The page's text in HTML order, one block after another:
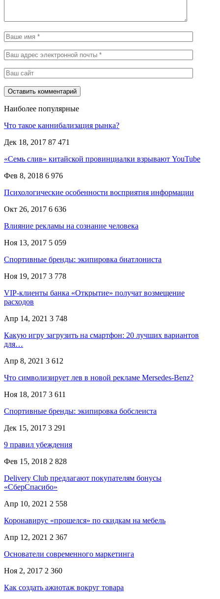
Наиболее популярные
Что такое каннибализация рынка?
Дек 18, 2017 87 471
«Семь слив» китайской провинциалки взрывают YouTube
Фев 8, 2018 6 976
Психологические особенности восприятия информации
Окт 26, 2017 6 636
Влияние рекламы на сознание человека
Ноя 13, 2017 5 059
Спортивные бренды: экипировка биатлониста
Ноя 19, 2017 3 778
VIP-клиенты банка «Открытие» получат возмещение
расходов
Апр 14, 2021 3 748
Какую игру загрузить на смартфон: 20 лучших вариантов
для…
Апр 8, 2021 3 612
Что символизирует лев в новой рекламе Mersedes-Benz?
Ноя 18, 2017 3 611
Спортивные бренды: экипировка бобслеиста
Дек 15, 2017 3 291
9 правил убеждения
Фев 15, 2018 2 828
Delivery Club предлагают покупателям бонусы
«СберСпасибо»
Апр 10, 2021 2 558
Коронавирус «прошелся» по скидкам на мебель
Апр 12, 2021 2 367
Основатели современного маркетинга
Ноя 2, 2017 2 360
Как создать ажиотаж вокруг товара